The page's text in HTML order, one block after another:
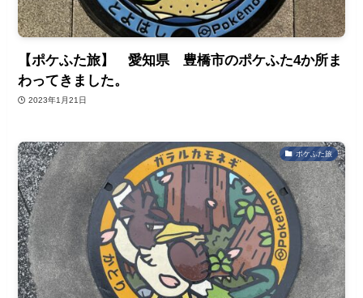
【ポケふた旅】 愛知県 豊橋市のポケふた4か所ま
わってきました。
2023年1月21日
ポケふた旅